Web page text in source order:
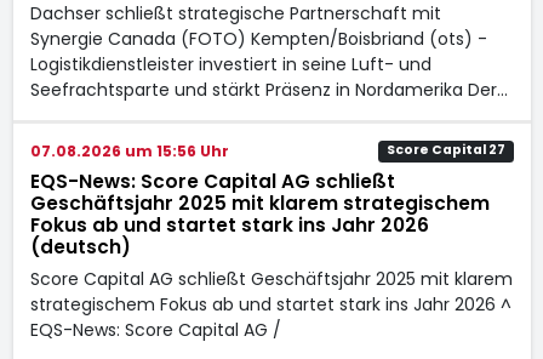
Dachser schließt strategische Partnerschaft mit
Synergie Canada (FOTO) Kempten/Boisbriand (ots) -
Logistikdienstleister investiert in seine Luft- und
Seefrachtsparte und stärkt Präsenz in Nordamerika Der…
07.08.2026 um 15:56 Uhr Score Capital 27
EQS-News: Score Capital AG schließt
Geschäftsjahr 2025 mit klarem strategischem
Fokus ab und startet stark ins Jahr 2026
(deutsch)
Score Capital AG schließt Geschäftsjahr 2025 mit klarem
strategischem Fokus ab und startet stark ins Jahr 2026 ^
EQS-News: Score Capital AG /